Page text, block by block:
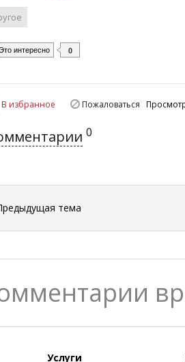
интересно 0
В избранное Пожаловаться
0
тема
Услуги